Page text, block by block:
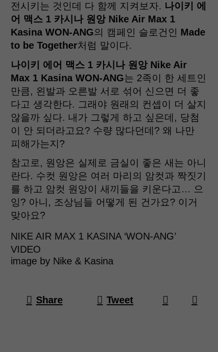
전시키는 것인데 다 함께 지켜보자. 나이키 에
어 맥스 1 카시나 원앙 Nike Air Max 1
Kasina WON-ANG의 캠페인 슬로건인 Made
to be Together처럼 말이다.
나이키 에어 맥스 1 카시나 원앙 Nike Air
Max 1 Kasina WON-ANG는 2족이 한 세트인
만큼, 왼발과 오른발 서로 섞어 신으면 더 좋
다고 생각한다. 그래야 원래의 컨셉이 더 살지
않을까 싶다. 내가 그렇게 하고 싶은데, 당첨
이 안 되더라고요? 수량 많다던데? 왜 나만
피해가는지?
참고로, 원앙은 실제로 금실이 좋은 새는 아니
란다. 수컷 원앙은 여러 마리의 암컷과 짝짓기
를 하고 암컷 원앙이 새끼들을 키운다고… 으
잉? 아니, 조상님들 어떻게 된 건가요? 이거
맞아요?
NIKE AIR MAX 1 KASINA ‘WON-ANG’
VIDEO
image by Nike & Kasina
Share Tweet